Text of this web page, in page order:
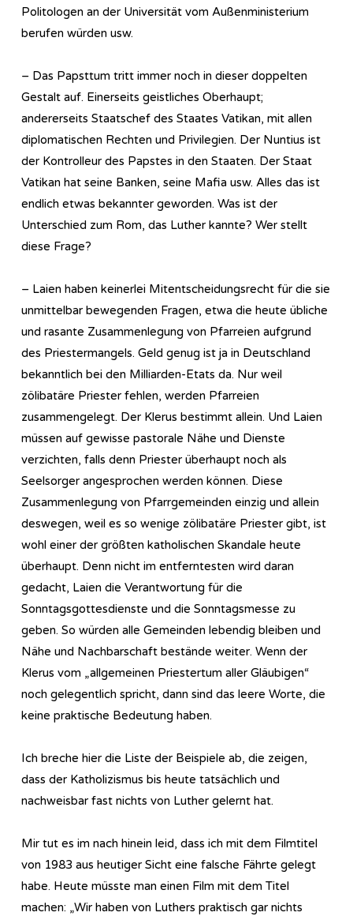
Politologen an der Universität vom Außenministerium
berufen würden usw.
– Das Papsttum tritt immer noch in dieser doppelten
Gestalt auf. Einerseits geistliches Oberhaupt;
andererseits Staatschef des Staates Vatikan, mit allen
diplomatischen Rechten und Privilegien. Der Nuntius ist
der Kontrolleur des Papstes in den Staaten. Der Staat
Vatikan hat seine Banken, seine Mafia usw. Alles das ist
endlich etwas bekannter geworden. Was ist der
Unterschied zum Rom, das Luther kannte? Wer stellt
diese Frage?
– Laien haben keinerlei Mitentscheidungsrecht für die sie
unmittelbar bewegenden Fragen, etwa die heute übliche
und rasante Zusammenlegung von Pfarreien aufgrund
des Priestermangels. Geld genug ist ja in Deutschland
bekanntlich bei den Milliarden-Etats da. Nur weil
zölibatäre Priester fehlen, werden Pfarreien
zusammengelegt. Der Klerus bestimmt allein. Und Laien
müssen auf gewisse pastorale Nähe und Dienste
verzichten, falls denn Priester überhaupt noch als
Seelsorger angesprochen werden können. Diese
Zusammenlegung von Pfarrgemeinden einzig und allein
deswegen, weil es so wenige zölibatäre Priester gibt, ist
wohl einer der größten katholischen Skandale heute
überhaupt. Denn nicht im entferntesten wird daran
gedacht, Laien die Verantwortung für die
Sonntagsgottesdienste und die Sonntagsmesse zu
geben. So würden alle Gemeinden lebendig bleiben und
Nähe und Nachbarschaft bestände weiter. Wenn der
Klerus vom „allgemeinen Priestertum aller Gläubigen“
noch gelegentlich spricht, dann sind das leere Worte, die
keine praktische Bedeutung haben.
Ich breche hier die Liste der Beispiele ab, die zeigen,
dass der Katholizismus bis heute tatsächlich und
nachweisbar fast nichts von Luther gelernt hat.
Mir tut es im nach hinein leid, dass ich mit dem Filmtitel
von 1983 aus heutiger Sicht eine falsche Fährte gelegt
habe. Heute müsste man einen Film mit dem Titel
machen: „Wir haben von Luthers praktisch gar nichts